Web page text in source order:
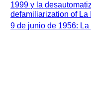
1999 y la
defamiliarization of La
9 de junio de 1956: